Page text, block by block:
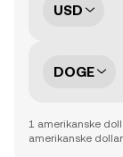
USD
DOGE
1 amerikanske
amerikanske dollar